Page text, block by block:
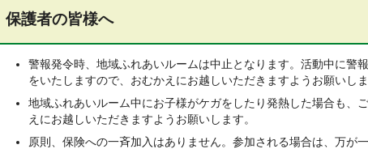
保護者の皆様へ
警報発令時、地域ふれあいルームは中止となります。活動中に警
をいたしますので、おむかえにお越しいただきますようお願いし
地域ふれあいルーム中にお子様がケガをしたり発熱した場合も、
えにお越しいただきますようお願いします。
原則、保険への一斉加入はありません。参加される場合は、万が